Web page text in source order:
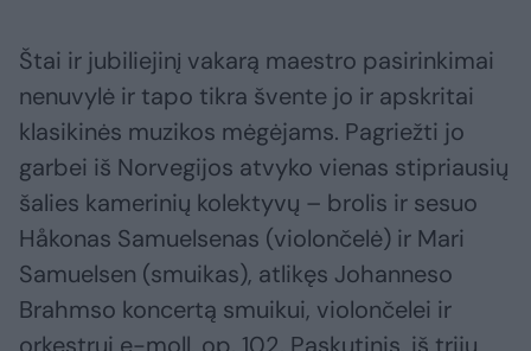
Štai ir jubiliejinį vakarą maestro pasirinkimai
nenuvylė ir tapo tikra švente jo ir apskritai
klasikinės muzikos mėgėjams. Pagriežti jo
garbei iš Norvegijos atvyko vienas stipriausių
šalies kamerinių kolektyvų – brolis ir sesuo
Håkonas Samuelsenas (violončelė) ir Mari
Samuelsen (smuikas), atlikęs Johanneso
Brahmso koncertą smuikui, violončelei ir